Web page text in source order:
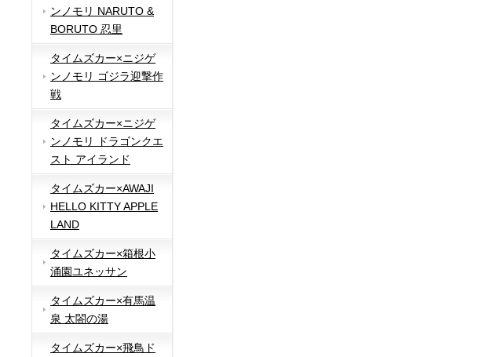
ンノモリ NARUTO &
BORUTO 忍里
タイムズカー×ニジゲ
ンノモリ ゴジラ迎撃作
戦
タイムズカー×ニジゲ
ンノモリ ドラゴンクエ
スト アイランド
タイムズカー×AWAJI
HELLO KITTY APPLE
LAND
タイムズカー×箱根小
涌園ユネッサン
タイムズカー×有馬温
泉 太閤の湯
タイムズカー×飛鳥ド